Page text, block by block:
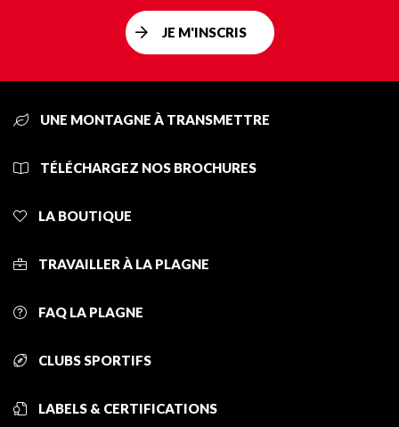
JE M'INSCRIS
UNE MONTAGNE À TRANSMETTRE
TÉLÉCHARGEZ NOS BROCHURES
LA BOUTIQUE
TRAVAILLER À LA PLAGNE
FAQ LA PLAGNE
CLUBS SPORTIFS
LABELS & CERTIFICATIONS